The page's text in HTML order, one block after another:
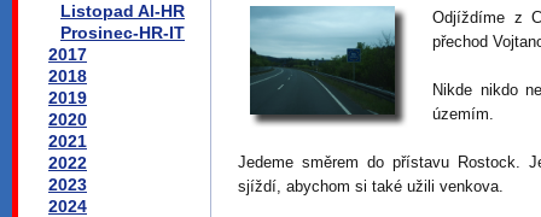
Listopad Al-HR
Prosinec-HR-IT
2017
2018
2019
2020
2021
2022
2023
2024
Odjíždíme z
přechod
Nikde nikdo
územím.
Jedeme směrem do přístavu Rostock.
sjíždí, abychom si také užili venkova.